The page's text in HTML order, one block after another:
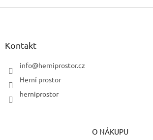
Z
Kontakt
info@herniprostor.cz
Herní prostor
herniprostor
O NÁKUPU